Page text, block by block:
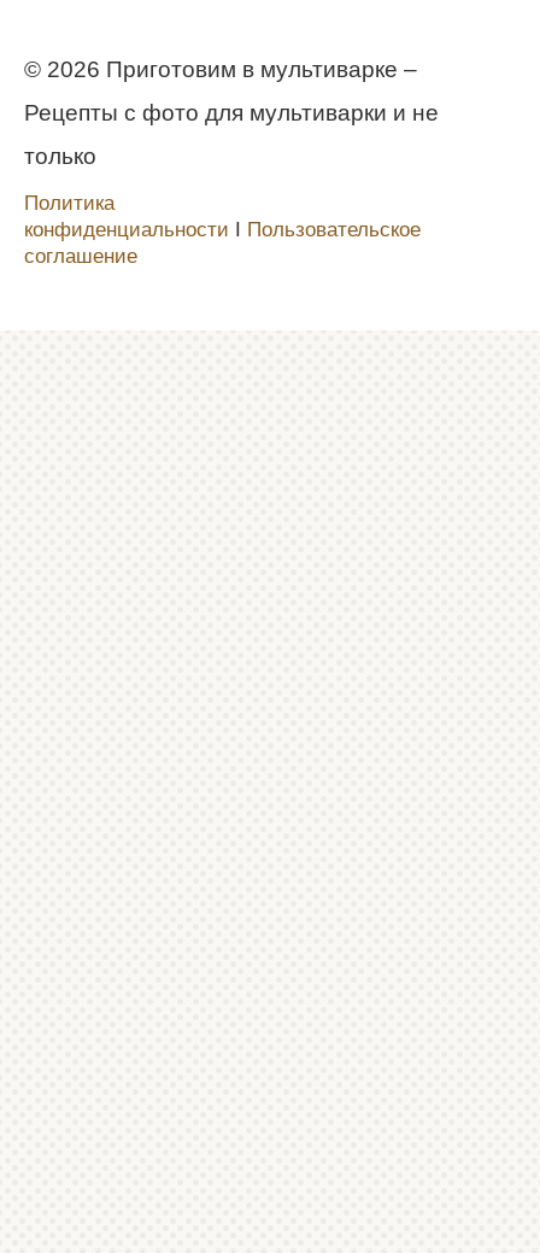
© 2026 Приготовим в мультиварке –
Рецепты с фото для мультиварки и не
только
Политика
конфиденциальности Ι Пользовательское
соглашение